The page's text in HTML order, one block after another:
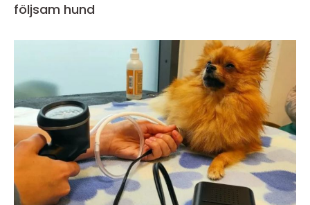
följsam hund